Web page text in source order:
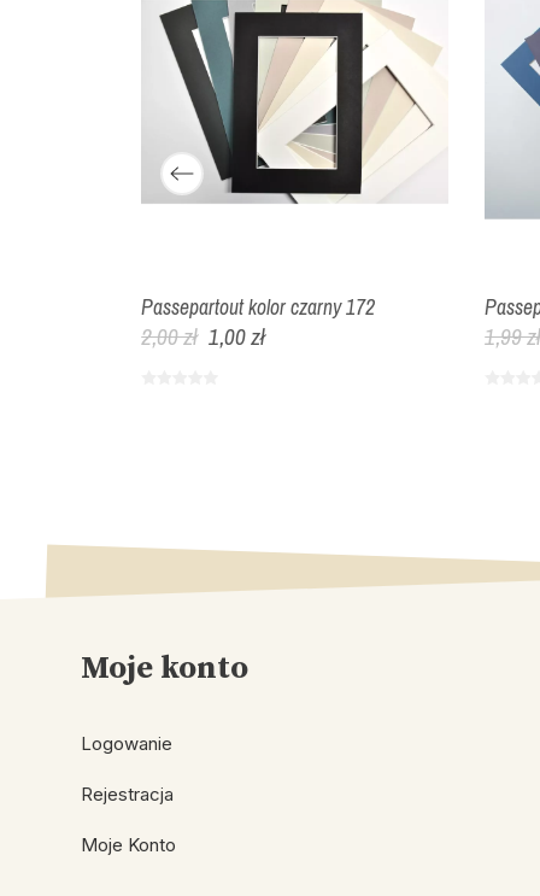
Passepartout kolor czarny 172
2,00 zł 1,00 zł 1,99 zł
Moje konto
Logowanie
Rejestracja
Moje Konto